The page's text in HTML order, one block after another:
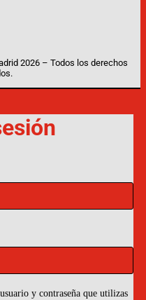
2026 – Todos los derechos
y contraseña que utilizas